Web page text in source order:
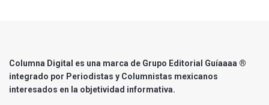
Columna Digital es una marca de Grupo Editorial Guíaaaa ®
integrado por Periodistas y Columnistas mexicanos
interesados en la objetividad informativa.